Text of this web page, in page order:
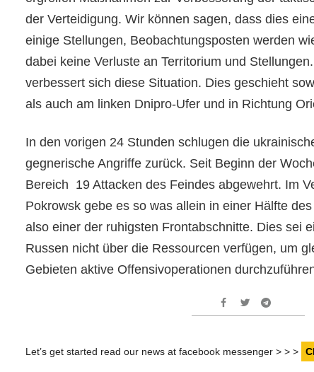
der Verteidigung. Wir können sagen, dass dies
einige Stellungen, Beobachtungsposten werden
dabei keine Verluste an Territorium und
verbessert sich diese Situation. Dies geschieht
als auch am linken Dnipro-Ufer und in Richtung
In den vorigen 24 Stunden schlugen die
gegnerische Angriffe zurück. Seit Beginn der
Bereich 19 Attacken des Feindes abgewehrt. Im
Pokrowsk gebe es so was allein in einer Hälfte
also einer der ruhigsten Frontabschnitte. Dies sei
Russen nicht über die Ressourcen verfügen, um
Gebieten aktive Offensivoperationen
Let’s get started read our news at facebook messenger > > >